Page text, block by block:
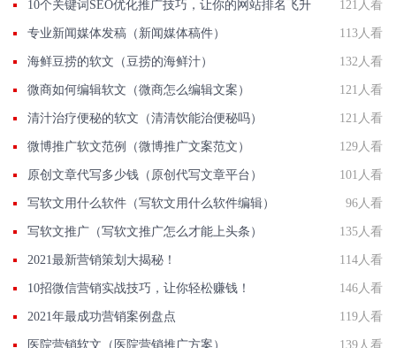
10个关键词SEO优化推广技巧，让你的网站排名飞升 121人看
专业新闻媒体发稿（新闻媒体稿件） 113人看
海鲜豆捞的软文（豆捞的海鲜汁） 132人看
微商如何编辑软文（微商怎么编辑文案） 121人看
清汁治疗便秘的软文（清清饮能治便秘吗） 121人看
微博推广软文范例（微博推广文案范文） 129人看
原创文章代写多少钱（原创代写文章平台） 101人看
写软文用什么软件（写软文用什么软件编辑） 96人看
写软文推广（写软文推广怎么才能上头条） 135人看
2021最新营销策划大揭秘！ 114人看
10招微信营销实战技巧，让你轻松赚钱！ 146人看
2021年最成功营销案例盘点 119人看
医院营销软文（医院营销推广方案） 139人看